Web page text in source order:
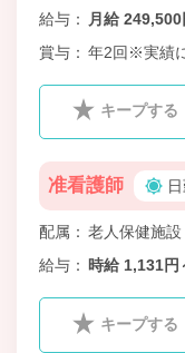
給与
月給 249,500
賞与
年2回※実績
キープする
准看護師
配属
老人保健施設
給与
時給 1,131円
キープする